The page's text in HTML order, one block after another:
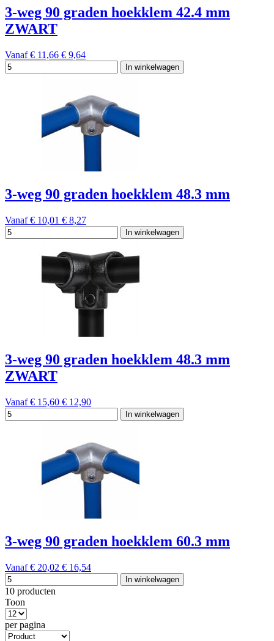
3-weg 90 graden hoekklem 42.4 mm
ZWART
Vanaf € 11,66 € 9,64
In winkelwagen
3-weg 90 graden hoekklem 48.3 mm
Vanaf € 10,01 € 8,27
In winkelwagen
3-weg 90 graden hoekklem 48.3 mm
ZWART
Vanaf € 15,60 € 12,90
In winkelwagen
3-weg 90 graden hoekklem 60.3 mm
Vanaf € 20,02 € 16,54
In winkelwagen
10 producten
Toon
per pagina